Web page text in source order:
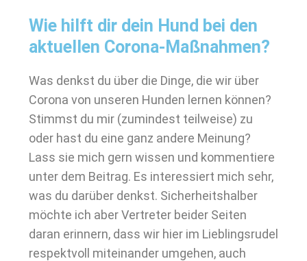
Wie hilft dir dein Hund bei den
aktuellen Corona-Maßnahmen?
Was denkst du über die Dinge, die wir über
Corona von unseren Hunden lernen können?
Stimmst du mir (zumindest teilweise) zu
oder hast du eine ganz andere Meinung?
Lass sie mich gern wissen und kommentiere
unter dem Beitrag. Es interessiert mich sehr,
was du darüber denkst. Sicherheitshalber
möchte ich aber Vertreter beider Seiten
daran erinnern, dass wir hier im Lieblingsrudel
respektvoll miteinander umgehen, auch